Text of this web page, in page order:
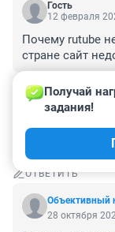
Гость
12 февраля
Почему rutube
стране сайт
ОТВЕТИТЬ
Гость
Голубец ещё
ОТВЕТИТЬ
Объективный
Получай
задания!
28 октября